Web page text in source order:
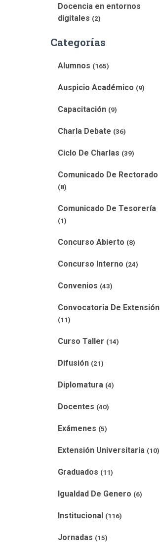
Docencia en entornos
digitales (2)
Categorías
Alumnos (165)
Auspicio Académico (9)
Capacitación (9)
Charla Debate (36)
Ciclo De Charlas (39)
Comunicado De Rectorado
(8)
Comunicado De Tesorería
(1)
Concurso Abierto (8)
Concurso Interno (24)
Convenios (43)
Convocatoria De Extensión
(11)
Curso Taller (14)
Difusión (21)
Diplomatura (4)
Docentes (40)
Exámenes (5)
Extensión Universitaria (10)
Graduados (11)
Igualdad De Genero (6)
Institucional (116)
Jornadas (15)